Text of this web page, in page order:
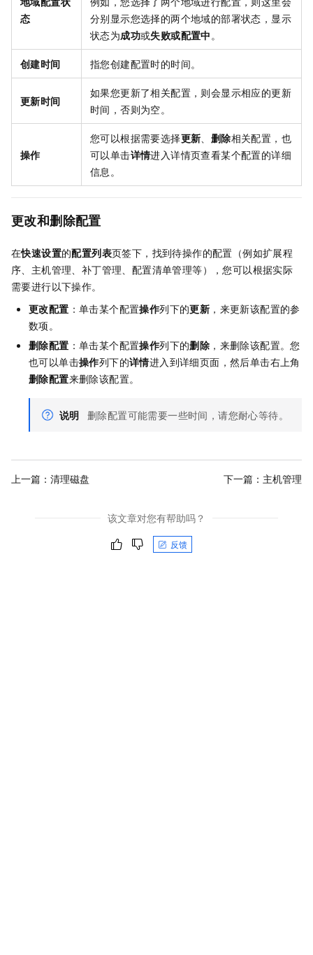
态
分别显示您选择的两个地域的部署状态，显示
状态为成功或失败或配置中 。
创建时间 指您创建配置时的时间。
更新时间
如果您更新了相关配置，则会显示相应的更新
时间，否则为空。
操作
您可以根据需要选择更新 删除相关配置，也
可以单击详情进入详情页查看某个配置的详细
信息。
更改和删除配置
在快速设置的配置列表页签下，找到待操作的配置（例如扩展程
序、主机管理、补丁管理、配置清单管理等），您可以根据实际
需要进行以下操作。
更改配置 ：单击某个配置操作列下的更新 ，来更新该配置的参
数项。
删除配置 ：单击某个配置操作列下的删除 ，来删除该配置。您
也可以单击操作列下的详情进入到详细页面，然后单击右上角
删除配置来删除该配置。
说明 删除配置可能需要一些时间，请您耐心等待。
上一篇： 清理磁盘 下一篇： 主机管理
该文章对您有帮助吗？
反馈